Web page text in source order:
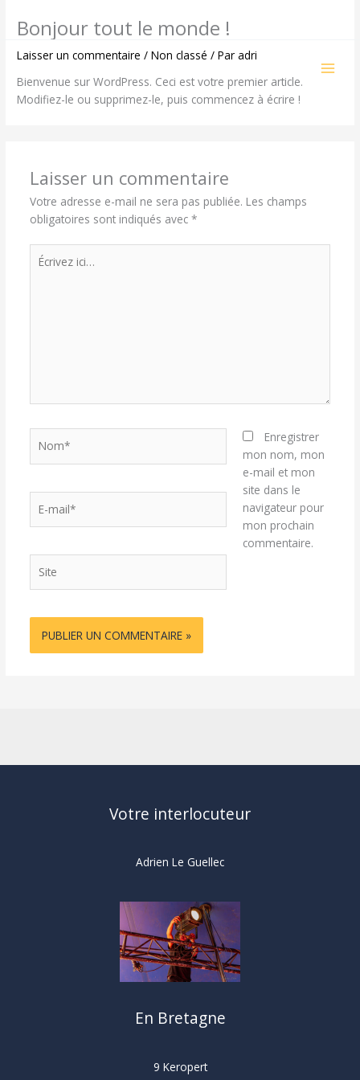
Bonjour tout le monde !
Laisser un commentaire /Non classé / Paradri
Bienvenue sur WordPress. Ceci est votre premier article.
Modifiez-le ou supprimez-le, puis commencez à écrire !
Laisser un commentaire
Votre adresse e-mail ne sera pas publiée. Les champs
obligatoires sont indiqués avec *
Écrivez
ici…
mail*
Enregistrer
mon nom, mon
e-mail et mon
site dans le
navigateur pour
mon prochain
commentaire.
Votre interlocuteur
Adrien Le Guellec
En Bretagne
9 Keropert